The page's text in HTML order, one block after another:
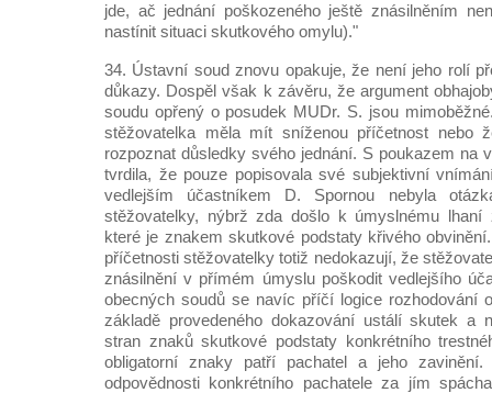
jde, ač jednání poškozeného ještě znásilněním
nastínit situaci skutkového omylu)."
34. Ústavní soud znovu opakuje, že není jeho rolí
důkazy. Dospěl však k závěru, že argument
soudu opřený o posudek MUDr. S. jsou
stěžovatelka měla mít sníženou příčetnost nebo
rozpoznat důsledky svého jednání. S poukazem na
tvrdila, že pouze popisovala své subjektivní
vedlejším účastníkem D. Spornou nebyla
stěžovatelky, nýbrž zda došlo k úmyslnému lhaní
které je znakem skutkové podstaty křivého
příčetnosti stěžovatelky totiž nedokazují, že
znásilnění v přímém úmyslu poškodit vedlejšího
obecných soudů se navíc příčí logice rozhodování
základě provedeného dokazování ustálí skutek a
stran znaků skutkové podstaty konkrétního
obligatorní znaky patří pachatel a jeho
odpovědnosti konkrétního pachatele za jím